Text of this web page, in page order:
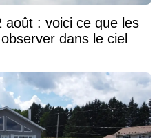
août : voici ce que les
dans le ciel